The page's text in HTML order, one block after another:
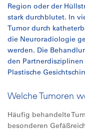
Region oder der
stark durchblutet. In
Tumor durch
die Neuroradiologie
werden. Die
den
Plastische
Welche Tumoren
Häufig behandelte
besonderen